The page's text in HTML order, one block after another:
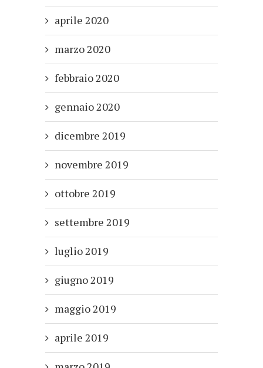
aprile 2020
marzo 2020
febbraio 2020
gennaio 2020
dicembre 2019
novembre 2019
ottobre 2019
settembre 2019
luglio 2019
giugno 2019
maggio 2019
aprile 2019